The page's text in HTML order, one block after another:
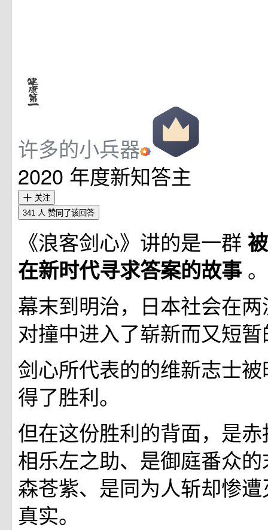
许多的小兵器
2020 年度新知答主
关注
341 人 赞同了该回答
《浪客剑心》讲的是一群
在新时代寻求答案的故事 。
幕末到明治，日本社会在
对撞中进入了崭新而又短
剑心所代表的的维新志士
得了胜利。
但在这份胜利的背面，是
相乐左之助、是御庭番众
森苍紫、是同为人斩却惨
真实。